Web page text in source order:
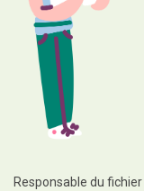
Responsable du